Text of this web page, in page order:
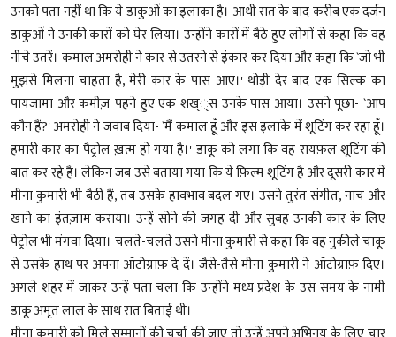
उनको पता नहीं था कि ये डाकुओं का इलाका है। आधी रात के बाद करीब एक दर्जन
डाकुओं ने उनकी कारों को घेर लिया। उन्होंने कारों में बैठे हुए लोगों से कहा कि वह
नीचे उतरें। कमाल अमरोही ने कार से उतरने से इंकार कर दिया और कहा कि `जो भी
मुझसे मिलना चाहता है, मेरी कार के पास आए।' थोड़ी देर बाद एक सिल्क का
पायजामा और कमीज़ पहने हुए एक शख््स उनके पास आया। उसने पूछा- `आप
कौन हैं?' अमरोही ने जवाब दिया- `मैं कमाल हूँ और इस इलाके में शूटिंग कर रहा हूँ।
हमारी कार का पैट्रोल ख़त्म हो गया है।' डाकू को लगा कि वह रायफ़ल शूटिंग की
बात कर रहे हैं। लेकिन जब उसे बताया गया कि ये फ़िल्म शूटिंग है और दूसरी कार में
मीना कुमारी भी बैठी हैं, तब उसके हावभाव बदल गए। उसने तुरंत संगीत, नाच और
खाने का इंतज़ाम कराया। उन्हें सोने की जगह दी और सुबह उनकी कार के लिए
पेट्रोल भी मंगवा दिया। चलते-चलते उसने मीना कुमारी से कहा कि वह नुकीले चाकू
से उसके हाथ पर अपना ऑटोग्राफ़ दे दें। जैसे-तैसे मीना कुमारी ने ऑटोग्राफ़ दिए।
अगले शहर में जाकर उन्हें पता चला कि उन्होंने मध्य प्रदेश के उस समय के नामी
डाकू अमृत लाल के साथ रात बिताई थी।